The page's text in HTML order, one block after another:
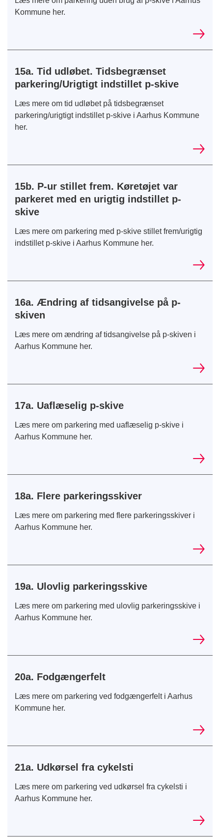
Kommune her.
15a. Tid udløbet. Tidsbegrænset
parkering/Urigtigt indstillet p-skive
Læs mere om tid udløbet på tidsbegrænset
parkering/urigtigt indstillet p-skive i Aarhus Kommune
her.
15b. P-ur stillet frem. Køretøjet var
parkeret med en urigtig indstillet p-
skive
Læs mere om parkering med p-skive stillet frem/urigtig
indstillet p-skive i Aarhus Kommune her.
16a. Ændring af tidsangivelse på p-
skiven
Læs mere om ændring af tidsangivelse på p-skiven i
Aarhus Kommune her.
17a. Uaflæselig p-skive
Læs mere om parkering med uaflæselig p-skive i
Aarhus Kommune her.
18a. Flere parkeringsskiver
Læs mere om parkering med flere parkeringsskiver i
Aarhus Kommune her.
19a. Ulovlig parkeringsskive
Læs mere om parkering med ulovlig parkeringsskive i
Aarhus Kommune her.
20a. Fodgængerfelt
Læs mere om parkering ved fodgængerfelt i Aarhus
Kommune her.
21a. Udkørsel fra cykelsti
Læs mere om parkering ved udkørsel fra cykelsti i
Aarhus Kommune her.